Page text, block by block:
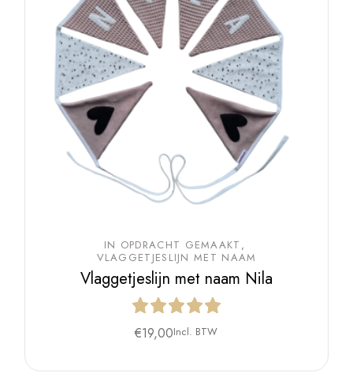
IN OPDRACHT GEMAAKT
VLAGGETJESLIJN MET NAAM
Vlaggetjeslijn met naam Nila
€19,00Incl. BTW